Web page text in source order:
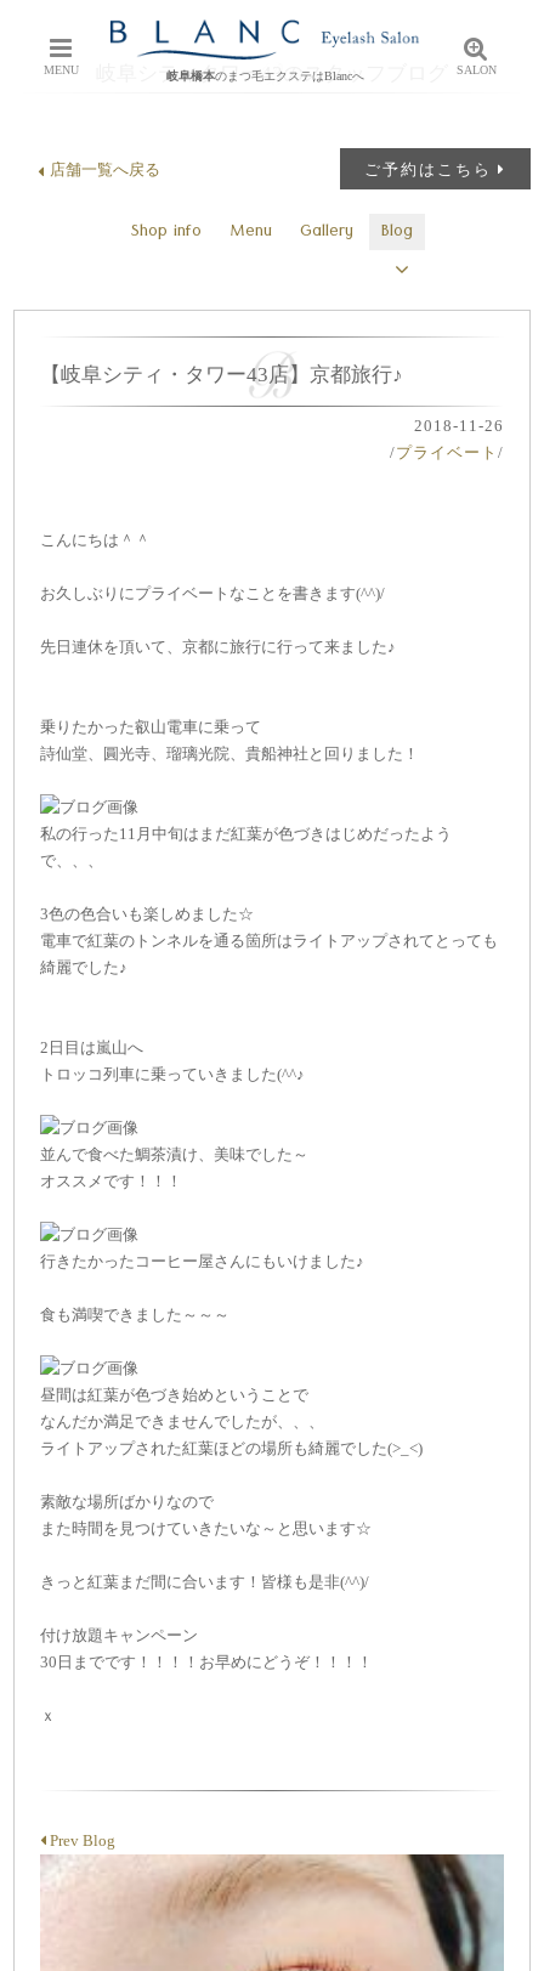
MENU 岐阜橋本のまつ毛エクステはBlancへ SALON
岐阜シティタワー43のスタッフブログ
ご予約はこちら
店舗一覧へ戻る
Shop info Menu Gallery Blog
【岐阜シティ・タワー43店】京都旅行♪
2018-11-26
/プライベート /
こんにちは＾＾
お久しぶりにプライベートなことを書きます(^^)/
先日連休を頂いて、京都に旅行に行って来ました♪
乗りたかった叡山電車に乗って
詩仙堂、圓光寺、瑠璃光院、貴船神社と回りました！
私の行った11月中旬はまだ紅葉が色づきはじめだったよう
で、、、
3色の色合いも楽しめました☆
電車で紅葉のトンネルを通る箇所はライトアップされてとっても
綺麗でした♪
2日目は嵐山へ
トロッコ列車に乗っていきました(^^♪
並んで食べた鯛茶漬け、美味でした～
オススメです！！！
行きたかったコーヒー屋さんにもいけました♪
食も満喫できました～～～
昼間は紅葉が色づき始めということで
なんだか満足できませんでしたが、、、
ライトアップされた紅葉ほどの場所も綺麗でした(>_<)
素敵な場所ばかりなので
また時間を見つけていきたいな～と思います☆
きっと紅葉まだ間に合います！皆様も是非(^^)/
付け放題キャンペーン
30日までです！！！！お早めにどうぞ！！！！
ｘ
Prev Blog